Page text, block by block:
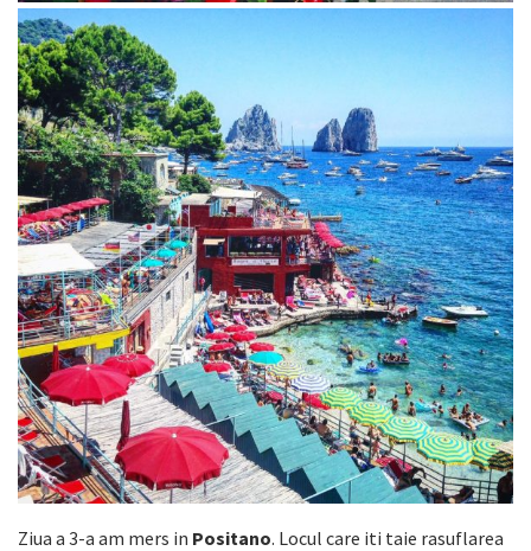
Ziua a 3-a am mers in Positano. Locul care iti taie rasuflarea